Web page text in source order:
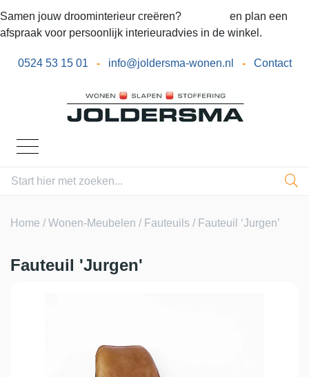
Samen jouw droominterieur creëren?
en plan een
afspraak voor persoonlijk interieuradvies in de winkel.
0524 53 15 01 - info@joldersma-wonen.nl - Contact
Home /Wonen-Meubelen / Fauteuils / Fauteuil ‘Jurgen’
Fauteuil 'Jurgen'